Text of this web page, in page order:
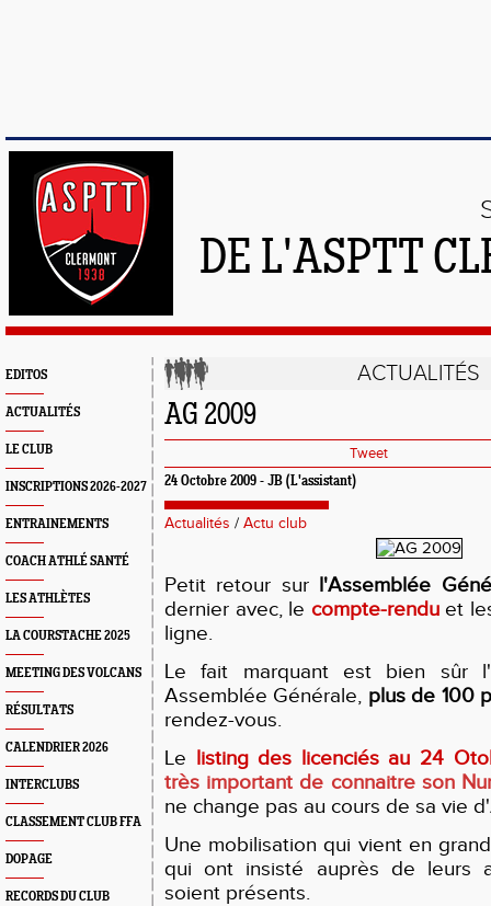
DE L'ASPTT
EDITOS
ACTUALITÉS
LE CLUB
INSCRIPTIONS 2026-2027
ENTRAINEMENTS
COACH ATHLÉ SANTÉ
LES ATHLÈTES
LA COURSTACHE 2025
MEETING DES VOLCANS
RÉSULTATS
CALENDRIER 2026
INTERCLUBS
CLASSEMENT CLUB FFA
DOPAGE
RECORDS DU CLUB
ACTUALITÉS
AG 2009
Tweet
24 Octobre 2009 - JB (L'assistant)
Actualités / Actu club
Petit retour sur l'Assemblée
dernier avec, le compte-rendu et
ligne.
Le fait marquant est bien sûr
Assemblée Générale, plus de 100
rendez-vous.
Le listing des licenciés au 24
très important de connaitre son
ne change pas au cours de sa vie
Une mobilisation qui vient en
qui ont insisté auprès de leurs
soient présents.